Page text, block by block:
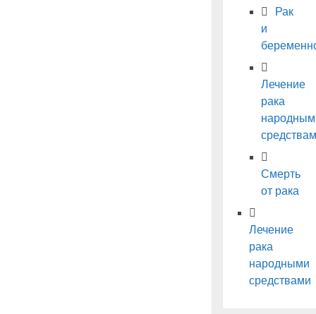
Рак
и
Лечение
рака
Смерть
от рака
Лечение
рака
народными
средствами